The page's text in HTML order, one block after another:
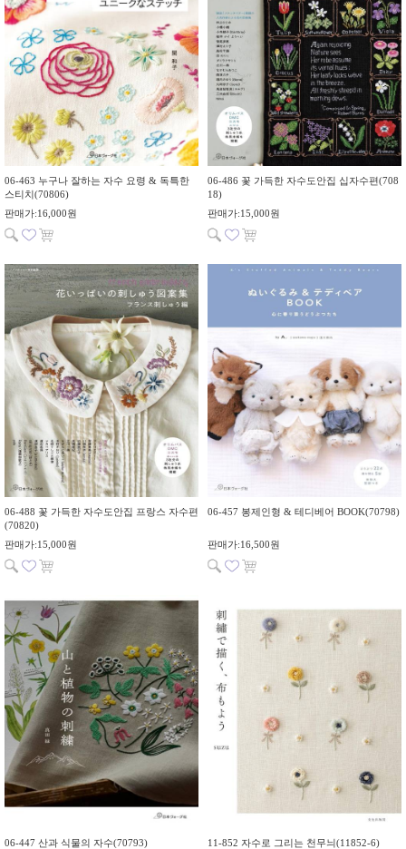
06-463 누구나 잘하는 자수 요령 & 독특한
스티치(70806)
판매가:16,000원
06-486 꽃 가득한 자수도안집 십자수편(708
18)
판매가:15,000원
06-488 꽃 가득한 자수도안집 프랑스 자수편
(70820)
판매가:15,000원
06-457 봉제인형 & 테디베어 BOOK(70798)
판매가:16,500원
06-447 산과 식물의 자수(70793) 11-852 자수로 그리는 천무늬(11852-6)